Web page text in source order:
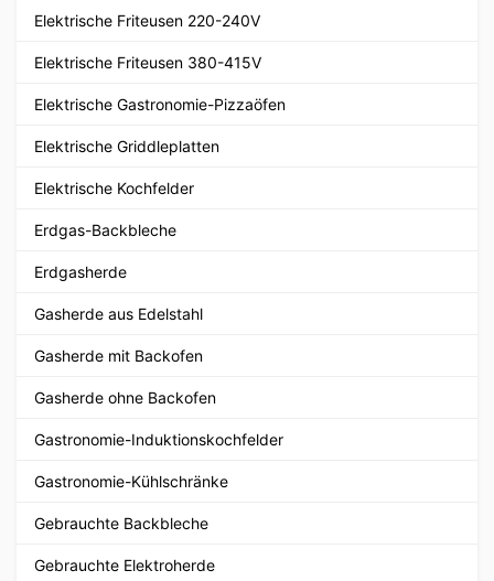
Elektrische Friteusen 220-240V
Elektrische Friteusen 380-415V
Elektrische Gastronomie-Pizzaöfen
Elektrische Griddleplatten
Elektrische Kochfelder
Erdgas-Backbleche
Erdgasherde
Gasherde aus Edelstahl
Gasherde mit Backofen
Gasherde ohne Backofen
Gastronomie-Induktionskochfelder
Gastronomie-Kühlschränke
Gebrauchte Backbleche
Gebrauchte Elektroherde